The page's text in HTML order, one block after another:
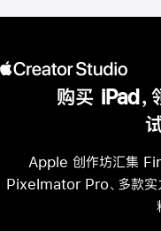
购买 iPad
注
Apple 创作坊汇集
Pixelmator Pro、多款实